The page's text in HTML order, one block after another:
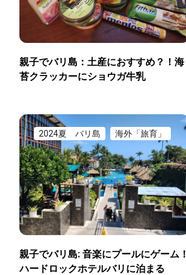
親子でバリ島：土産におすすめ？！海
苔クラッカーにショウガ牛乳
2024夏 バリ島 海外「旅育」
親子でバリ島: 音楽にプールにゲーム！
ハードロックホテルバリに泊まる